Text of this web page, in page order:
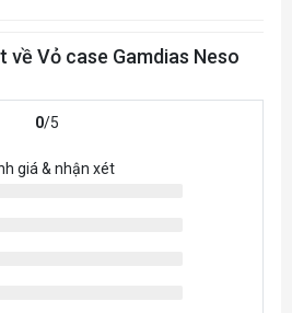
về Vỏ case Gamdias Neso
0/5
giá & nhận xét